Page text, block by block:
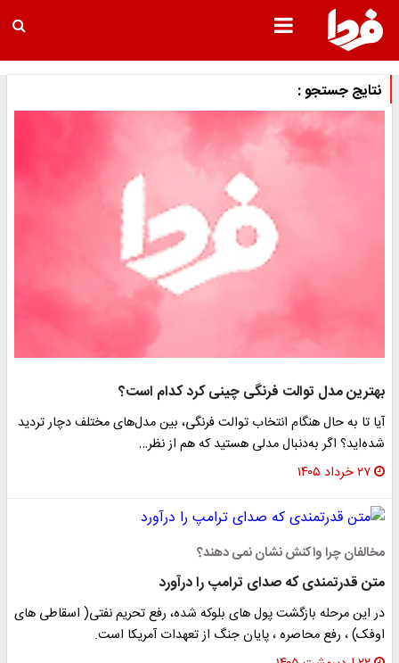
نتایج جستجو :
بهترین مدل توالت فرنگی چینی کرد کدام است؟
آیا تا به حال هنگام انتخاب توالت فرنگی، بین مدل‌های مختلف دچار تردید
شده‌اید؟ اگر به‌دنبال مدلی هستید که هم از نظر…
۲۷ خرداد ۱۴۰۵
مخالفان چرا واکنش نشان نمی دهند؟
متن قدرتمندی که صدای ترامپ را درآورد
در این مرحله بازگشت پول های بلوکه شده، رفع تحریم نفتی( اسقاطی های
اوفک) ، رفع محاصره ، پایان جنگ از تعهدات آمریکا است.